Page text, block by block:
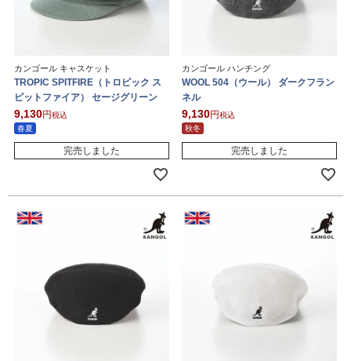
カンゴール キャスケット
TROPIC SPITFIRE（トロピック ス
ピットファイア） セージグリーン
9,130
税込
春夏
完売しました
カンゴール ハンチング
WOOL 504（ウール） ダークフラン
ネル
9,130
税込
秋冬
完売しました